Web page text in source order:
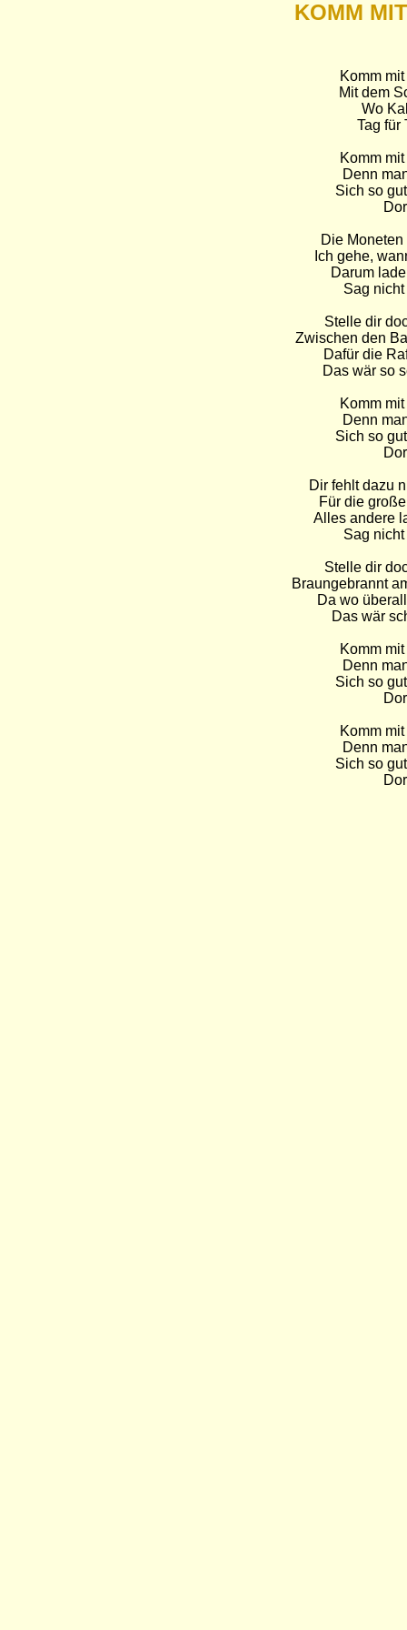
KOMM
Komm
Mit dem
Wo
Tag für
Komm
Denn
Sich so
Die
Ich gehe,
Darum
Sag
Stelle dir
Zwischen den
Dafür die
Das wär so
Komm
Denn
Sich so
Dir fehlt dazu
Für die
Alles andere
Sag
Stelle dir
Braungebrannt
Da wo
Das wär
Komm
Denn
Sich so
Komm
Denn
Sich so